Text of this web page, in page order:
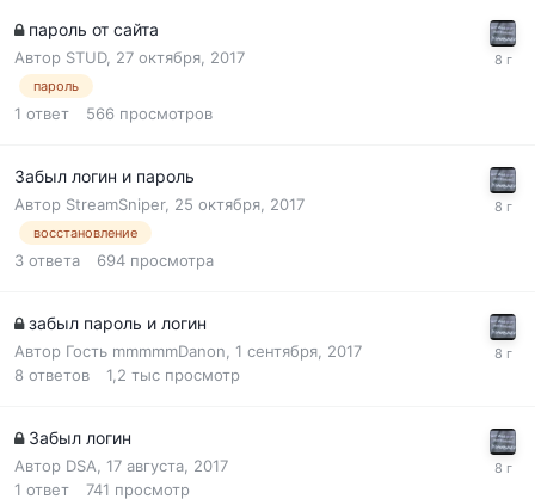
пароль от сайта
Автор STUD, 27 октября, 2017
пароль
1 ответ 566 просмотров
Забыл логин и пароль
Автор StreamSniper, 25 октября, 2017
восстановление
3 ответа 694 просмотра
забыл пароль и логин
Автор Гость mmmmmDanon, 1 сентября, 2017
8 ответов 1,2 тыс просмотр
Забыл логин
Автор DSA, 17 августа, 2017
1 ответ 741 просмотр